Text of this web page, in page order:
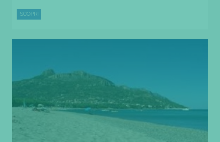
SCOPRI